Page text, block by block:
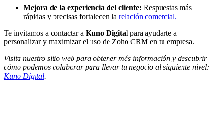
Mejora de la experiencia del cliente: Respuestas más
rápidas y precisas fortalecen la relación comercial.
Te invitamos a contactar a Kuno Digital para ayudarte a
personalizar y maximizar el uso de Zoho CRM en tu empresa.
Visita nuestro sitio web para obtener más información y descubrir
cómo podemos colaborar para llevar tu negocio al siguiente nivel:
Kuno Digital.